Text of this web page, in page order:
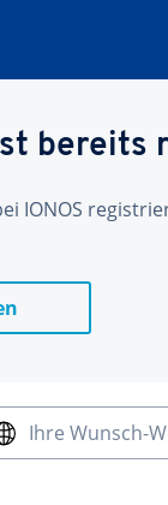
bereits
IONOS
Ihre Wunsch-